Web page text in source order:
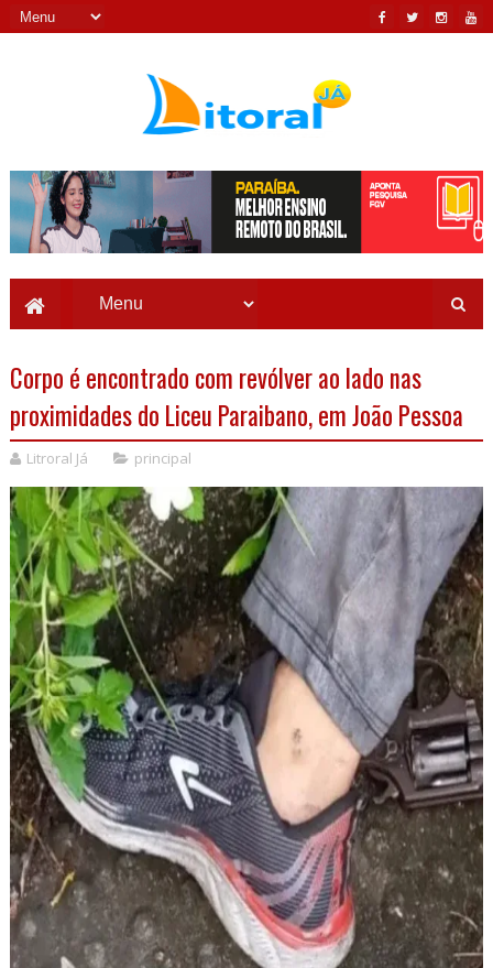
Corpo é encontrado com revólver ao lado nas
proximidades do Liceu Paraibano, em João Pessoa
Litroral Já principal